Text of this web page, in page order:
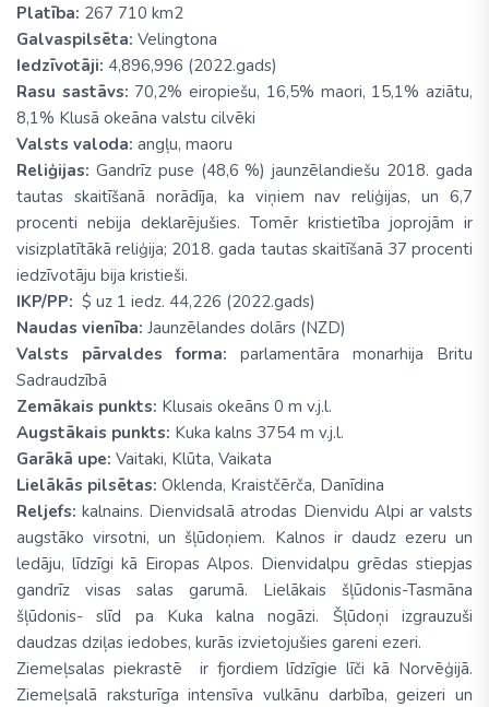
Platība: 267 710 km2
Galvaspilsēta: Velingtona
Iedzīvotāji: 4,896,996 (2022.gads)
Rasu sastāvs: 70,2% eiropiešu, 16,5% maori, 15,1% aziātu,
8,1% Klusā okeāna valstu cilvēki
Valsts valoda: angļu, maoru
Reliģijas: Gandrīz puse (48,6 %) jaunzēlandiešu 2018. gada
tautas skaitīšanā norādīja, ka viņiem nav reliģijas, un 6,7
procenti nebija deklarējušies. Tomēr kristietība joprojām ir
visizplatītākā reliģija; 2018. gada tautas skaitīšanā 37 procenti
iedzīvotāju bija kristieši.
IKP/PP: $ uz 1 iedz. 44,226 (2022.gads)
Naudas vienība: Jaunzēlandes dolārs (NZD)
Valsts pārvaldes forma: parlamentāra monarhija Britu
Sadraudzībā
Zemākais punkts: Klusais okeāns 0 m v.j.l.
Augstākais punkts: Kuka kalns 3754 m v.j.l.
Garākā upe: Vaitaki, Klūta, Vaikata
Lielākās pilsētas: Oklenda, Kraistčērča, Danīdina
Reljefs:kalnains. Dienvidsalā atrodas Dienvidu Alpi ar valsts
augstāko virsotni, un šļūdoņiem. Kalnos ir daudz ezeru un
ledāju, līdzīgi kā Eiropas Alpos. Dienvidalpu grēdas stiepjas
gandrīz visas salas garumā. Lielākais šļūdonis-Tasmāna
šļūdonis- slīd pa Kuka kalna nogāzi. Šļūdoņi izgrauzuši
daudzas dziļas iedobes, kurās izvietojušies gareni ezeri.
Ziemeļsalas piekrastē ir fjordiem līdzīgie līči kā Norvēģijā.
Ziemeļsalā raksturīga intensīva vulkānu darbība, geizeri un